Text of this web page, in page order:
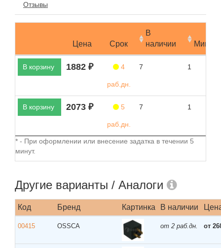
Отзывы
Цена Срок
В
наличии
В корзину 1882 ₽ 4
раб.дн.
7 1
В корзину 2073 ₽ 5
раб.дн.
7 1
* - При оформлении или внесение задатка в течении 5
минут.
Другие варианты / Аналоги
Код Бренд Картинка В наличии
00415 OSSCA от 2 раб.дн. от